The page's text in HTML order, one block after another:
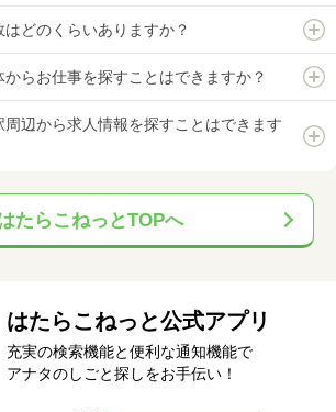
どのくらいありますか？
らお仕事を探すことはできますか？
周辺から求人情報を探すことはできます
たらこねっとTOPへ
はたらこねっと公式アプリ
充実の検索機能と便利な通知機能で
アナタのしごと探しをお手伝い！